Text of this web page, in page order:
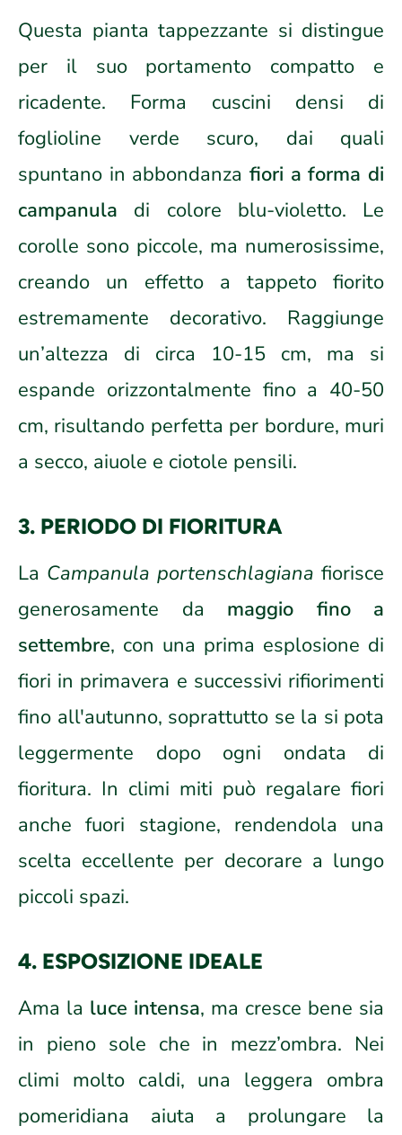
Questa pianta tappezzante si distingue
per il suo portamento compatto e
ricadente. Forma cuscini densi di
foglioline verde scuro, dai quali
spuntano in abbondanza fiori a forma di
campanula di colore blu-violetto. Le
corolle sono piccole, ma numerosissime,
creando un effetto a tappeto fiorito
estremamente decorativo. Raggiunge
un’altezza di circa 10-15 cm, ma si
espande orizzontalmente fino a 40-50
cm, risultando perfetta per bordure, muri
a secco, aiuole e ciotole pensili.
3. PERIODO DI FIORITURA
La Campanula portenschlagiana fiorisce
generosamente da maggio fino a
settembre, con una prima esplosione di
fiori in primavera e successivi rifiorimenti
fino all'autunno, soprattutto se la si pota
leggermente dopo ogni ondata di
fioritura. In climi miti può regalare fiori
anche fuori stagione, rendendola una
scelta eccellente per decorare a lungo
piccoli spazi.
4. ESPOSIZIONE IDEALE
Ama la luce intensa, ma cresce bene sia
in pieno sole che in mezz’ombra. Nei
climi molto caldi, una leggera ombra
pomeridiana aiuta a prolungare la